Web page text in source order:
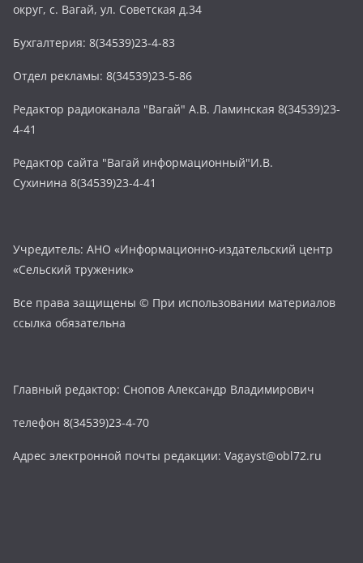
округ, с. Вагай, ул. Советская д.34
Бухгалтерия: 8(34539)23-4-83
Отдел рекламы: 8(34539)23-5-86
Редактор радиоканала "Вагай" А.В. Ламинская 8(34539)23-
4-41
Редактор сайта "Вагай информационный"И.В.
Сухинина 8(34539)23-4-41
Учредитель: АНО «Информационно-издательский центр
«Сельский труженик»
Все права защищены © При использовании материалов
ссылка обязательна
Главный редактор: Снопов Александр Владимирович
телефон 8(34539)23-4-70
Адрес электронной почты редакции: Vagayst@obl72.ru